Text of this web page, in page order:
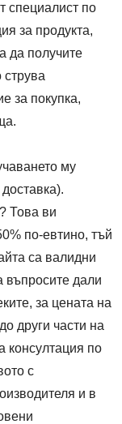
специалист по
за продукта,
да получите
за покупка,
му
Това ви
по-евтино, тъй
са валидни
въпросите дали
за цената на
други части на
консултация по
с
и в